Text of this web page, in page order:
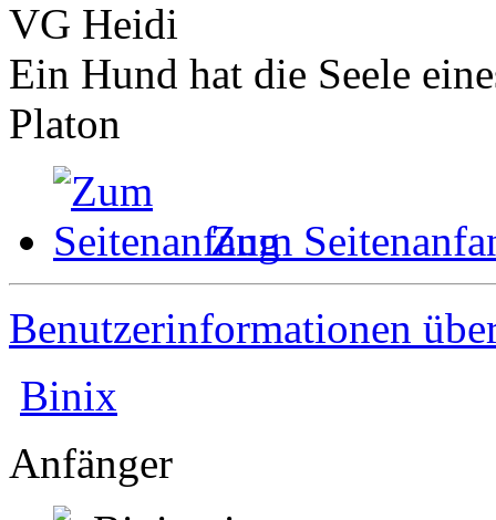
VG Heidi
Ein Hund hat die Seele
Platon
Zum
Benutzerinformationen
Binix
Anfänger